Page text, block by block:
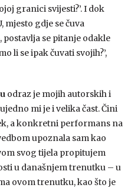
granici svijesti?’. I dok
mjesto gdje se čuva
se pitanje odakle
li se ipak čuvati svojih?’,
odraz je mojih autorskih i
mi je i velika čast. Čini
a konkretni performans na
upoznala sam kao
svog tijela propitujem
u današnjem trenutku – u
ovom trenutku, kao što je